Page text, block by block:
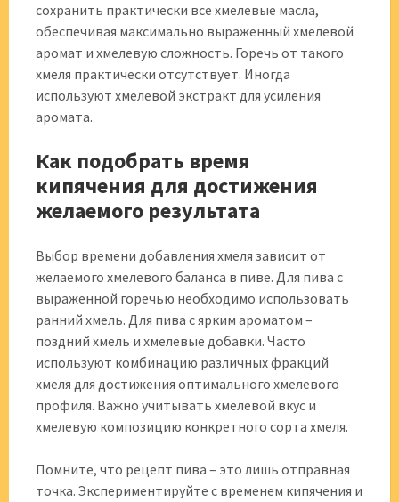
сохранить практически все хмелевые масла,
обеспечивая максимально выраженный хмелевой
аромат и хмелевую сложность. Горечь от такого
хмеля практически отсутствует. Иногда
используют хмелевой экстракт для усиления
аромата.
Как подобрать время
кипячения для достижения
желаемого результата
Выбор времени добавления хмеля зависит от
желаемого хмелевого баланса в пиве. Для пива с
выраженной горечью необходимо использовать
ранний хмель. Для пива с ярким ароматом –
поздний хмель и хмелевые добавки. Часто
используют комбинацию различных фракций
хмеля для достижения оптимального хмелевого
профиля. Важно учитывать хмелевой вкус и
хмелевую композицию конкретного сорта хмеля.
Помните, что рецепт пива – это лишь отправная
точка. Экспериментируйте с временем кипячения и